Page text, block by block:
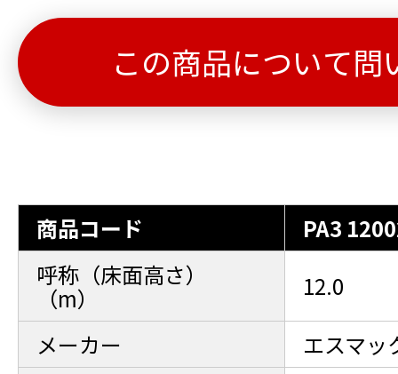
この商品について問
商品コード
PA3
呼称（床面高さ）
（m）
12.0
メーカー
エスマッ